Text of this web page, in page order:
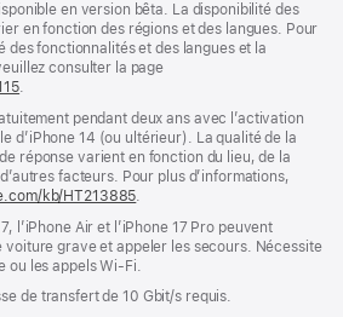
en version bêta. La disponibilité des
en fonction des régions et des langues. Pour
des fonctionnalités et des langues et la
consulter la page
(s’ouvre
une
nouvelle
fenêtre)
.
pendant deux ans avec l’activation
d’iPhone 14 (ou ultérieur). La qualité de la
réponse varient en fonction du lieu, de la
facteurs. Pour plus d’informations,
kb/HT213885(s’ouvre
une
nouvelle
fenêtre)
.
l’iPhone Air et l’iPhone 17 Pro peuvent
grave et appeler les secours. Nécessite
les appels Wi‑Fi.
de transfert de 10 Gbit/s requis.